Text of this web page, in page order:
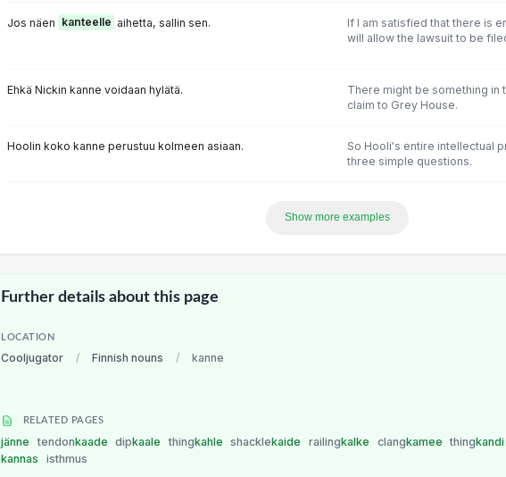
Jos näen kanteelle aihetta, sallin sen.
If I am satisfied that there is
will allow the lawsuit to be
Ehkä Nickin kanne voidaan hylätä.
There might be something in
claim to Grey House.
Hoolin koko kanne perustuu kolmeen asiaan.
So Hooli's entire intellectual
three simple questions.
Show more examples
Further details about this page
LOCATION
Cooljugator / Finnish nouns / kanne
RELATED PAGES
jänne tendonkaade dipkaale thingkahle shacklekaide railingkalke clangkamee thingkandi
kannas
isthmus